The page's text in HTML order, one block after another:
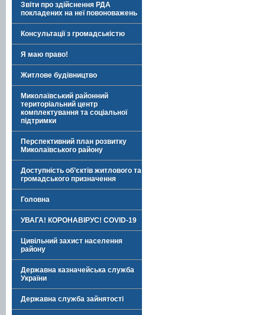
Звіти про здійснення РДА
покладених на неї повоноважень
Консультації з громадськістю
Я маю право!
Житлове будівництво
Миколаївський районний
територіальний центр
комплектування та соціальної
підтримки
Перспективний план розвитку
Миколаївського району
Доступність об’єктів житлового та
громадського призначення
Головна
УВАГА! КОРОНАВІРУС! COVID-19
Цивільний захист населення
району
Державна казначейська служба
України
Державна служба зайнятості